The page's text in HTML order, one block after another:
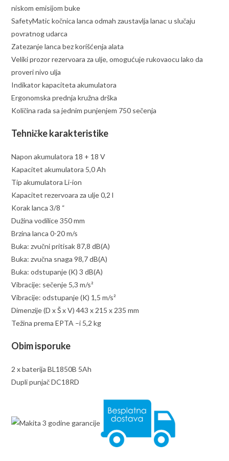
niskom emisijom buke
SafetyMatic kočnica lanca odmah zaustavlja lanac u slučaju
povratnog udarca
Zatezanje lanca bez korišćenja alata
Veliki prozor rezervoara za ulje, omogućuje rukovaocu lako da
proveri nivo ulja
Indikator kapaciteta akumulatora
Ergonomska prednja kružna drška
Količina rada sa jednim punjenjem 750 sečenja
Tehničke karakteristike
Napon akumulatora 18 + 18 V
Kapacitet akumulatora 5,0 Ah
Tip akumulatora Li-ion
Kapacitet rezervoara za ulje 0,2 l
Korak lanca 3/8 “
Dužina vodilice 350 mm
Brzina lanca 0-20 m/s
Buka: zvučni pritisak 87,8 dB(A)
Buka: zvučna snaga 98,7 dB(A)
Buka: odstupanje (K) 3 dB(A)
Vibracije: sečenje 5,3 m/s²
Vibracije: odstupanje (K) 1,5 m/s²
Dimenzije (D x Š x V) 443 x 215 x 235 mm
Težina prema EPTA –i 5,2 kg
Obim isporuke
2 x baterija BL1850B 5Ah
Dupli punjač DC18RD